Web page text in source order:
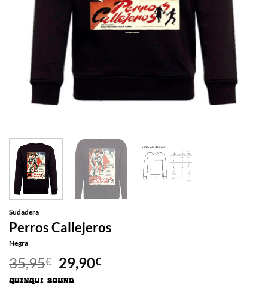
Sudadera
Perros Callejeros
Negra
35,95€ El
precio
29,90€El